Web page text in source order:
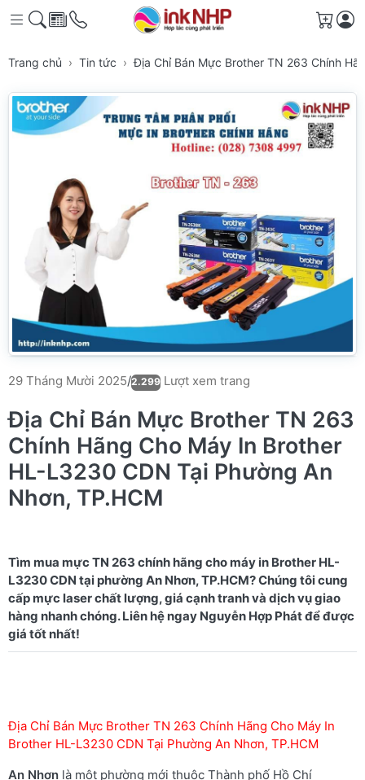
Giỏ
Trang chủ Tin tức Địa Chỉ Bán Mực Brother TN 263 Chính
29 Tháng Mười 2025/2.299 Lượt xem trang
Địa Chỉ Bán Mực Brother TN 263
Chính Hãng Cho Máy In Brother
HL-L3230 CDN Tại Phường An
Nhơn, TP.HCM
Tìm mua mực TN 263 chính hãng cho máy in Brother HL-
L3230 CDN tại phường An Nhơn, TP.HCM? Chúng tôi cung
cấp mực laser chất lượng, giá cạnh tranh và dịch vụ giao
hàng nhanh chóng. Liên hệ ngay Nguyễn Hợp Phát để được
Địa Chỉ Bán Mực Brother TN 263 Chính Hãng Cho Máy In
Brother HL-L3230 CDN Tại Phường An Nhơn, TP.HCM
An Nhơn là một phường mới thuộc Thành phố Hồ Chí